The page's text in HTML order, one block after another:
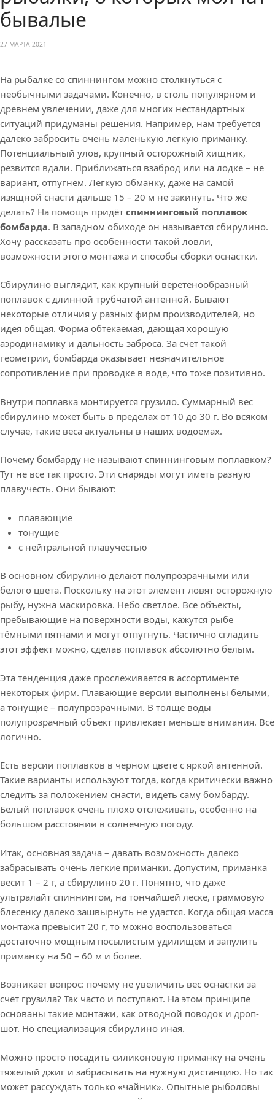
бывалые
27 МАРТА 2021
На рыбалке со спиннингом можно столкнуться с
необычными задачами. Конечно, в столь популярном и
древнем увлечении, даже для многих нестандартных
ситуаций придуманы решения. Например, нам требуется
далеко забросить очень маленькую легкую приманку.
Потенциальный улов, крупный осторожный хищник,
резвится вдали. Приближаться взаброд или на лодке – не
вариант, отпугнем. Легкую обманку, даже на самой
изящной снасти дальше 15 – 20 м не закинуть. Что же
делать? На помощь придёт спиннинговый поплавок
бомбарда. В западном обиходе он называется сбирулино.
Хочу рассказать про особенности такой ловли,
возможности этого монтажа и способы сборки оснастки.
Сбирулино выглядит, как крупный веретенообразный
поплавок с длинной трубчатой антенной. Бывают
некоторые отличия у разных фирм производителей, но
идея общая. Форма обтекаемая, дающая хорошую
аэродинамику и дальность заброса. За счет такой
геометрии, бомбарда оказывает незначительное
сопротивление при проводке в воде, что тоже позитивно.
Внутри поплавка монтируется грузило. Суммарный вес
сбирулино может быть в пределах от 10 до 30 г. Во всяком
случае, такие веса актуальны в наших водоемах.
Почему бомбарду не называют спиннинговым поплавком?
Тут не все так просто. Эти снаряды могут иметь разную
плавучесть. Они бывают:
плавающие
тонущие
с нейтральной плавучестью
В основном сбирулино делают полупрозрачными или
белого цвета. Поскольку на этот элемент ловят осторожную
рыбу, нужна маскировка. Небо светлое. Все объекты,
пребывающие на поверхности воды, кажутся рыбе
тёмными пятнами и могут отпугнуть. Частично сгладить
этот эффект можно, сделав поплавок абсолютно белым.
Эта тенденция даже прослеживается в ассортименте
некоторых фирм. Плавающие версии выполнены белыми,
а тонущие – полупрозрачными. В толще воды
полупрозрачный объект привлекает меньше внимания. Всё
логично.
Есть версии поплавков в черном цвете с яркой антенной.
Такие варианты используют тогда, когда критически важно
следить за положением снасти, видеть саму бомбарду.
Белый поплавок очень плохо отслеживать, особенно на
большом расстоянии в солнечную погоду.
Итак, основная задача – давать возможность далеко
забрасывать очень легкие приманки. Допустим, приманка
весит 1 – 2 г, а сбирулино 20 г. Понятно, что даже
ультралайт спиннингом, на тончайшей леске, граммовую
блесенку далеко зашвырнуть не удастся. Когда общая масса
монтажа превысит 20 г, то можно воспользоваться
достаточно мощным посылистым удилищем и запулить
приманку на 50 – 60 м и более.
Возникает вопрос: почему не увеличить вес оснастки за
счёт грузила? Так часто и поступают. На этом принципе
основаны такие монтажи, как отводной поводок и дроп-
шот. Но специализация сбирулино иная.
Можно просто посадить силиконовую приманку на очень
тяжелый джиг и забрасывать на нужную дистанцию. Но так
может рассуждать только «чайник». Опытные рыболовы